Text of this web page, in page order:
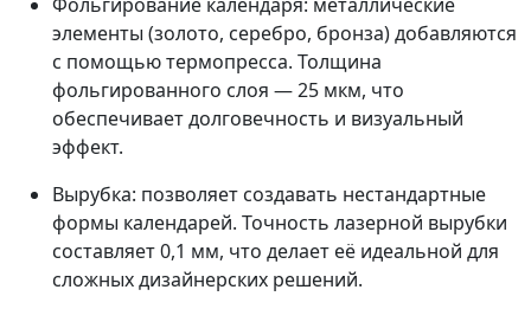
элементы (золото, серебро, бронза) добавляются
с помощью термопресса. Толщина
фольгированного слоя — 25 мкм, что
обеспечивает долговечность и визуальный
эффект.
Вырубка: позволяет создавать нестандартные
формы календарей. Точность лазерной вырубки
составляет 0,1 мм, что делает её идеальной для
сложных дизайнерских решений.